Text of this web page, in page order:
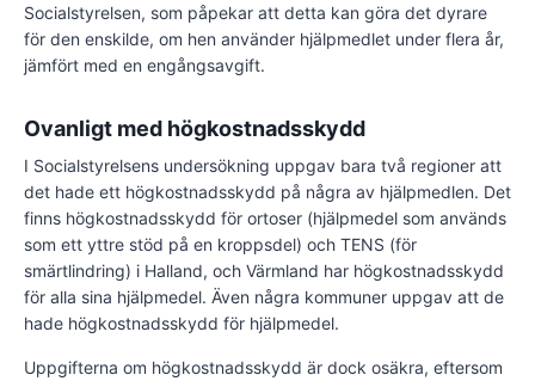
Socialstyrelsen, som påpekar att detta kan göra det dyrare
för den enskilde, om hen använder hjälpmedlet under flera år,
jämfört med en engångsavgift.
Ovanligt med högkostnadsskydd
I Socialstyrelsens undersökning uppgav bara två regioner att
det hade ett högkostnadsskydd på några av hjälpmedlen. Det
finns högkostnadsskydd för ortoser (hjälpmedel som används
som ett yttre stöd på en kroppsdel) och TENS (för
smärtlindring) i Halland, och Värmland har högkostnadsskydd
för alla sina hjälpmedel. Även några kommuner uppgav att de
hade högkostnadsskydd för hjälpmedel.
Uppgifterna om högkostnadsskydd är dock osäkra, eftersom